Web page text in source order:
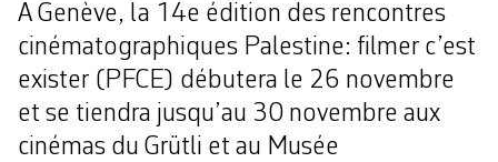
A Genève, la 14e édition des rencontres
cinématographiques Palestine: filmer c’est
exister (PFCE) débutera le 26 novembre
et se tiendra jusqu’au 30 novembre aux
cinémas du Grütli et au Musée